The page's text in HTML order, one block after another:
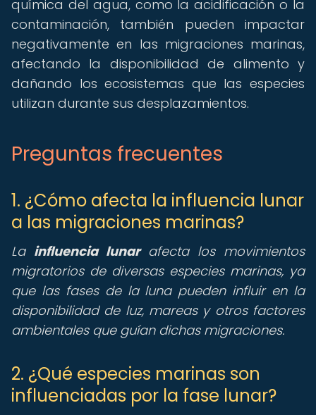
química del agua, como la acidificación o la
contaminación, también pueden impactar
negativamente en las migraciones marinas,
afectando la disponibilidad de alimento y
dañando los ecosistemas que las especies
utilizan durante sus desplazamientos.
Preguntas frecuentes
1. ¿Cómo afecta la influencia lunar
a las migraciones marinas?
La influencia lunarafecta los movimientos
migratorios de diversas especies marinas, ya
que las fases de la luna pueden influir en la
disponibilidad de luz, mareas y otros factores
ambientales que guían dichas migraciones.
2. ¿Qué especies marinas son
influenciadas por la fase lunar?